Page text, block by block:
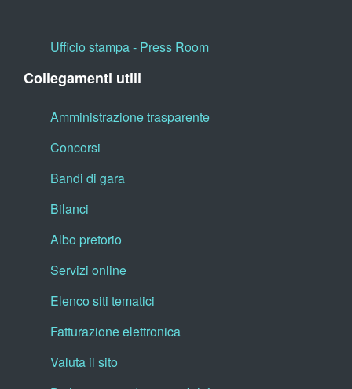
Ufficio stampa - Press Room
Collegamenti utili
Amministrazione trasparente
Concorsi
Bandi di gara
Bilanci
Albo pretorio
Servizi online
Elenco siti tematici
Fatturazione elettronica
Valuta il sito